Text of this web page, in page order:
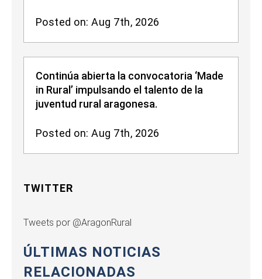
Posted on: Aug 7th, 2026
Continúa abierta la convocatoria ‘Made
in Rural’ impulsando el talento de la
juventud rural aragonesa.
Posted on: Aug 7th, 2026
TWITTER
Tweets por @AragonRural
ÚLTIMAS NOTICIAS
RELACIONADAS